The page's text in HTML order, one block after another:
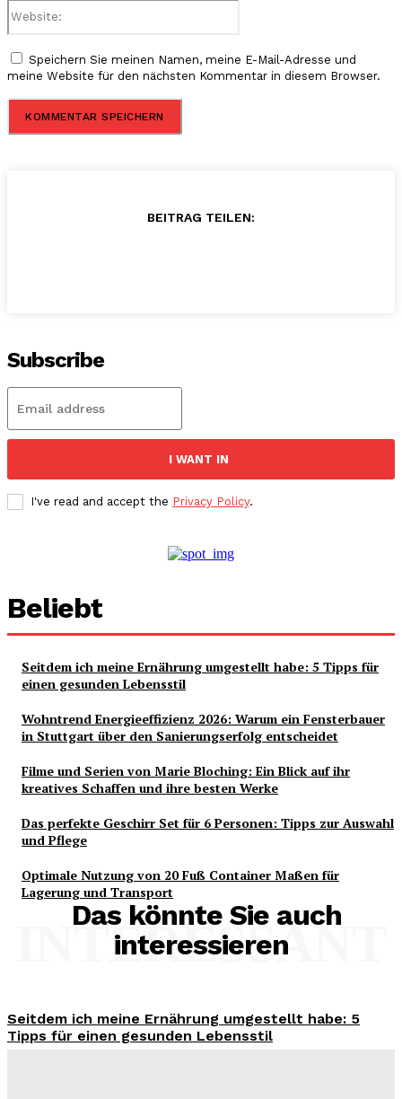
Speichern Sie meinen Namen, meine E-Mail-Adresse und
meine Website für den nächsten Kommentar in diesem Browser.
BEITRAG TEILEN:
Subscribe
I WANT IN
I've read and accept the Privacy Policy.
Beliebt
Seitdem ich meine Ernährung umgestellt habe: 5 Tipps für
einen gesunden Lebensstil
Wohntrend Energieeffizienz 2026: Warum ein Fensterbauer
in Stuttgart über den Sanierungserfolg entscheidet
Filme und Serien von Marie Bloching: Ein Blick auf ihr
kreatives Schaffen und ihre besten Werke
Das perfekte Geschirr Set für 6 Personen: Tipps zur Auswahl
und Pflege
Optimale Nutzung von 20 Fuß Container Maßen für
Lagerung und Transport
Das könnte Sie auch
interessieren
INTERESSANT
Seitdem ich meine Ernährung umgestellt habe: 5
Tipps für einen gesunden Lebensstil